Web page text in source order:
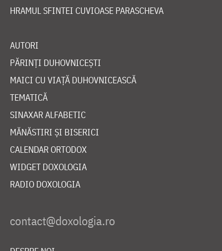
HRAMUL SFINTEI CUVIOASE PARASCHEVA
AUTORI
PĂRINȚI DUHOVNICEȘTI
MAICI CU VIAȚĂ DUHOVNICEASCĂ
TEMATICĂ
SINAXAR ALFABETIC
MĂNĂSTIRI ȘI BISERICI
CALENDAR ORTODOX
WIDGET DOXOLOGIA
RADIO DOXOLOGIA